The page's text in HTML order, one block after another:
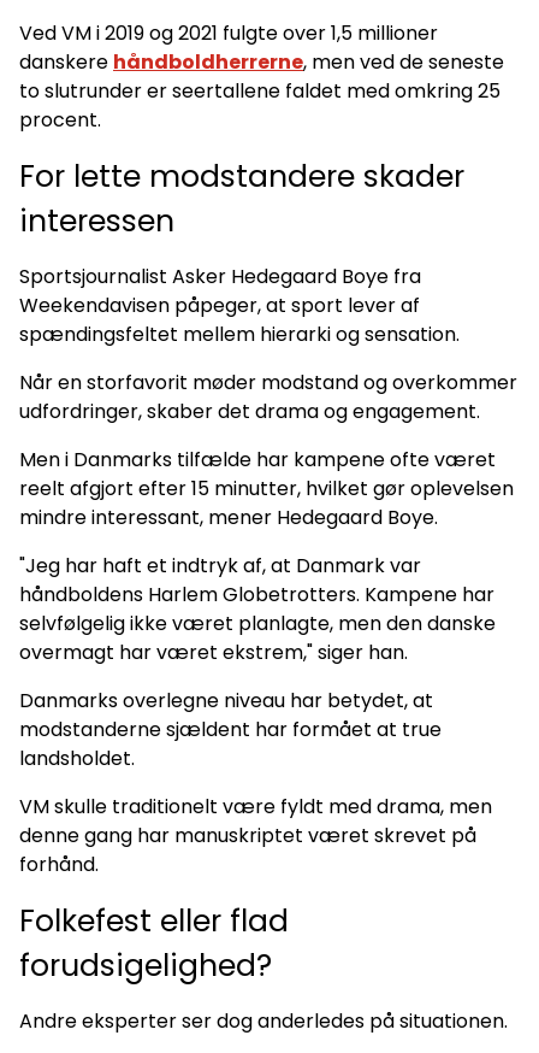
Ved VM i 2019 og 2021 fulgte over 1,5 millioner
danskere håndboldherrerne, men ved de seneste
to slutrunder er seertallene faldet med omkring 25
procent.
For lette modstandere skader
interessen
Sportsjournalist Asker Hedegaard Boye fra
Weekendavisen påpeger, at sport lever af
spændingsfeltet mellem hierarki og sensation.
Når en storfavorit møder modstand og overkommer
udfordringer, skaber det drama og engagement.
Men i Danmarks tilfælde har kampene ofte været
reelt afgjort efter 15 minutter, hvilket gør oplevelsen
mindre interessant, mener Hedegaard Boye.
"Jeg har haft et indtryk af, at Danmark var
håndboldens Harlem Globetrotters. Kampene har
selvfølgelig ikke været planlagte, men den danske
overmagt har været ekstrem," siger han.
Danmarks overlegne niveau har betydet, at
modstanderne sjældent har formået at true
landsholdet.
VM skulle traditionelt være fyldt med drama, men
denne gang har manuskriptet været skrevet på
forhånd.
Folkefest eller flad
forudsigelighed?
Andre eksperter ser dog anderledes på situationen.